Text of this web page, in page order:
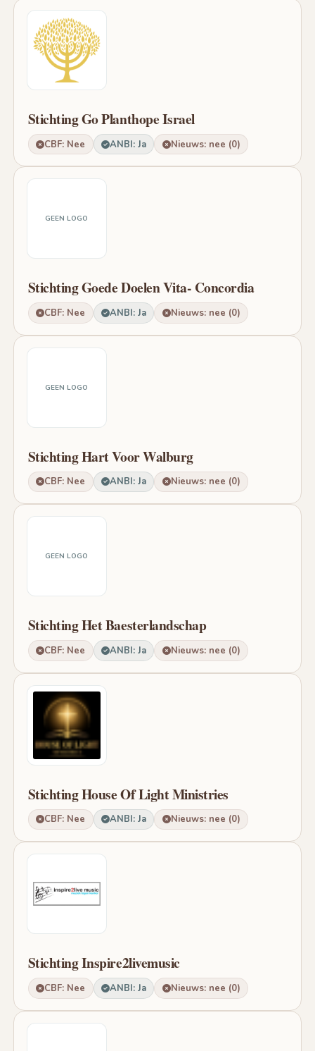
Stichting Go Planthope Israel
CBF: Nee ANBI: Ja Nieuws: nee (0)
GEEN LOGO
Stichting Goede Doelen Vita- Concordia
CBF: Nee ANBI: Ja Nieuws: nee (0)
GEEN LOGO
Stichting Hart Voor Walburg
CBF: Nee ANBI: Ja Nieuws: nee (0)
GEEN LOGO
Stichting Het Baesterlandschap
CBF: Nee ANBI: Ja Nieuws: nee (0)
Stichting House Of Light Ministries
CBF: Nee ANBI: Ja Nieuws: nee (0)
Stichting Inspire2livemusic
CBF: Nee ANBI: Ja Nieuws: nee (0)